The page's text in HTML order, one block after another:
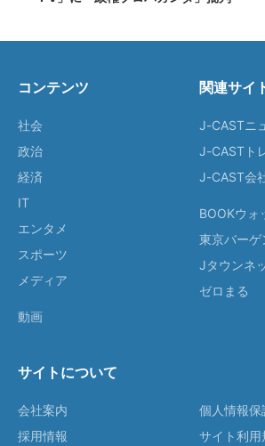
コンテンツ
社会
政治
経済
IT
エンタメ
スポーツ
メディア
動画
関連サイ
J-CASTニ
J-CASTト
J-CAST会
BOOKウォ
東京バーゲ
Jタウンネ
ゼロまる
サイトについて
会社案内
採用情報
個人情報保
サイト利用